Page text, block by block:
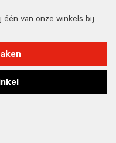
één van onze winkels bij